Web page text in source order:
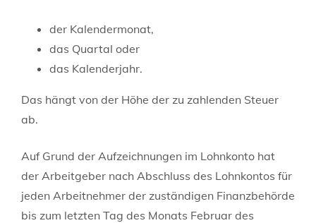
der Kalendermonat,
das Quartal oder
das Kalenderjahr.
Das hängt von der Höhe der zu zahlenden Steuer
ab.
Auf Grund der Aufzeichnungen im Lohnkonto hat
der Arbeitgeber nach Abschluss des Lohnkontos für
jeden Arbeitnehmer der zuständigen Finanzbehörde
bis zum letzten Tag des Monats Februar des